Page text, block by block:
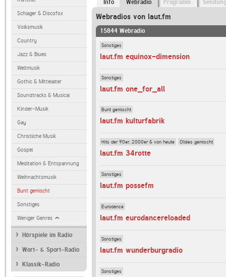
Schlager & Discofox
Volksmusik
Country
Jazz & Blues
Weltmusik
Gothic & Mittelalter
Soundtracks & Musical
Kinder-Musik
Gay
Christliche Musik
Gospel
Meditation & Entspannung
Weihnachtsmusik
Bunt gemischt
Sonstiges
Weniger Genres
Hörspiele im Radio
Wort- & Sport-Radio
Klassik-Radio
Info Webradio Programm
Webradios von laut.fm
15844 Webradio
Sonstiges
laut.fm equinox-dimension
Sonstiges
laut.fm one_for_all
Bunt gemischt
laut.fm kulturfabrik
Hits der 90er, 2000er & von heute Oldies gemischt
laut.fm 34rotte
Sonstiges
laut.fm possefm
Eurodance
laut.fm eurodancereloaded
Sonstiges
laut.fm wunderburgradio
Sonstiges